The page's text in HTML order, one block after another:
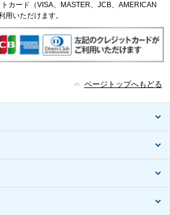
カード（VISA、MASTER、JCB、AMERICAN
用いただけます。
ページトップへもどる